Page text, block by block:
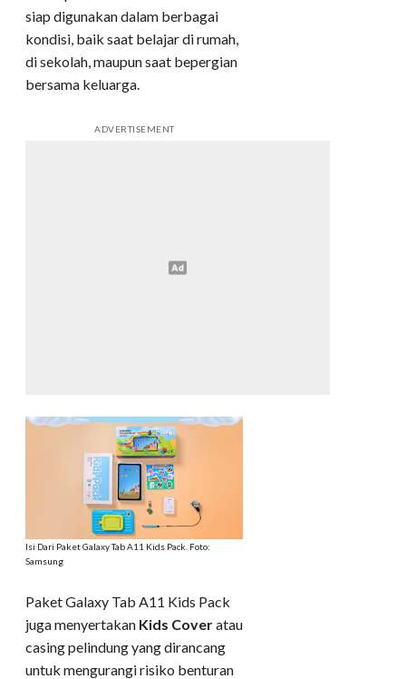
siap digunakan dalam berbagai
kondisi, baik saat belajar di rumah,
di sekolah, maupun saat bepergian
bersama keluarga.
ADVERTISEMENT
Isi Dari Paket Galaxy Tab A11 Kids Pack. Foto:
Samsung
Paket Galaxy Tab A11 Kids Pack
juga menyertakan Kids Coveratau
casing pelindung yang dirancang
untuk mengurangi risiko benturan